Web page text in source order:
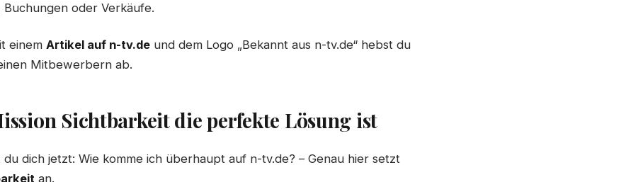
Buchungen oder Verkäufe.
einem Artikel auf n-tv.de und dem Logo „Bekannt aus n-tv.de“ hebst du
Mitbewerbern ab.
Sichtbarkeit die perfekte Lösung ist
dich jetzt: Wie komme ich überhaupt auf n-tv.de? – Genau hier setzt
an.